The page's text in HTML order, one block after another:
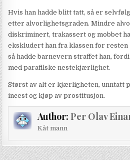
Hvis han hadde blitt tatt, så er
etter alvorlighetsgraden. Mindre
diskriminert, trakassert og mobbet
ekskludert han fra klassen for
så hadde barnevern straffet han,
med parafilske nestekjærlighet.
Størst av alt er kjærligheten, unntatt
incest og kjøp av prostitusjon.
Author: Per Olav
Kåt mann